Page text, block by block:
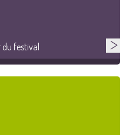
festival